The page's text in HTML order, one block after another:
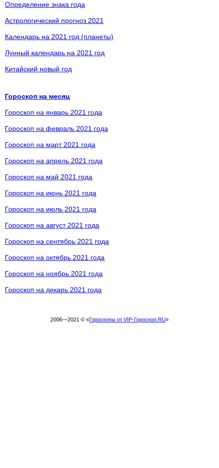
Определение знака года
Астрологический прогноз 2021
Календарь на 2021 год (планеты)
Лунный календарь на 2021 год
Китайский новый год
Гороскоп на месяц
Гороскоп на январь 2021 года
Гороскоп на февраль 2021 года
Гороскоп на март 2021 года
Гороскоп на апрель 2021 года
Гороскоп на май 2021 года
Гороскоп на июнь 2021 года
Гороскоп на июль 2021 года
Гороскоп на август 2021 года
Гороскоп на сентябрь 2021 года
Гороскоп на октябрь 2021 года
Гороскоп на ноябрь 2021 года
Гороскоп на декарь 2021 года
2006—2021 © «Гороскопы от VIP-Гороскоп.RU»